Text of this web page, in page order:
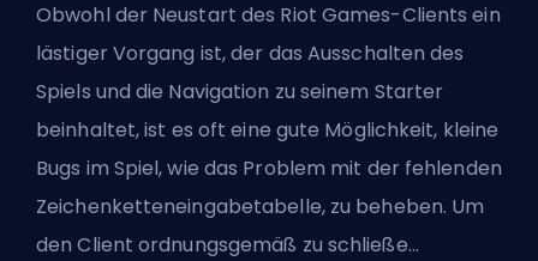
Obwohl der Neustart des Riot Games-Clients ein
lästiger Vorgang ist, der das Ausschalten des
Spiels und die Navigation zu seinem Starter
beinhaltet, ist es oft eine gute Möglichkeit, kleine
Bugs im Spiel, wie das Problem mit der fehlenden
Zeichenketteneingabetabelle, zu beheben. Um
den Client ordnungsgemäß zu schließe...